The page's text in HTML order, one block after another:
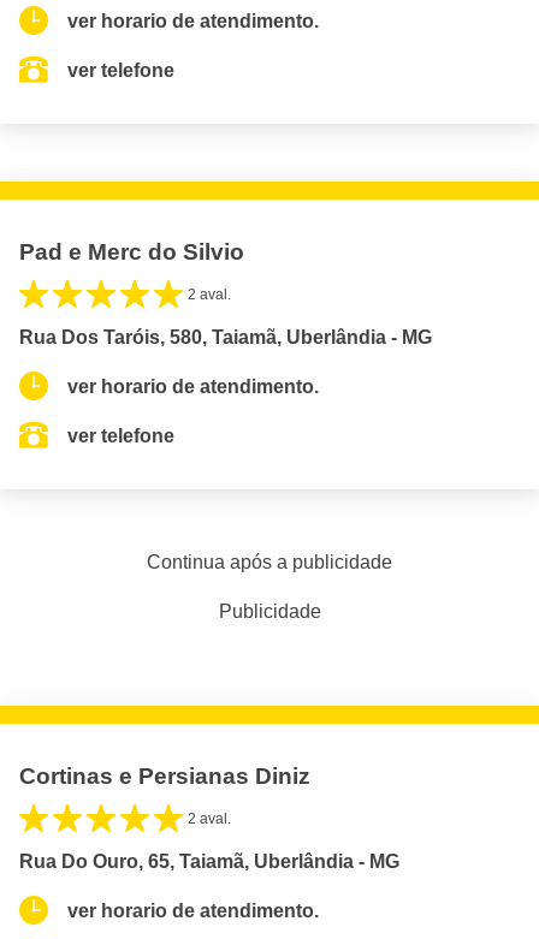
ver horario de atendimento.
ver telefone
Pad e Merc do Silvio
2 aval.
Rua Dos Taróis, 580, Taiamã, Uberlândia - MG
ver horario de atendimento.
ver telefone
Continua após a publicidade
Publicidade
Cortinas e Persianas Diniz
2 aval.
Rua Do Ouro, 65, Taiamã, Uberlândia - MG
ver horario de atendimento.